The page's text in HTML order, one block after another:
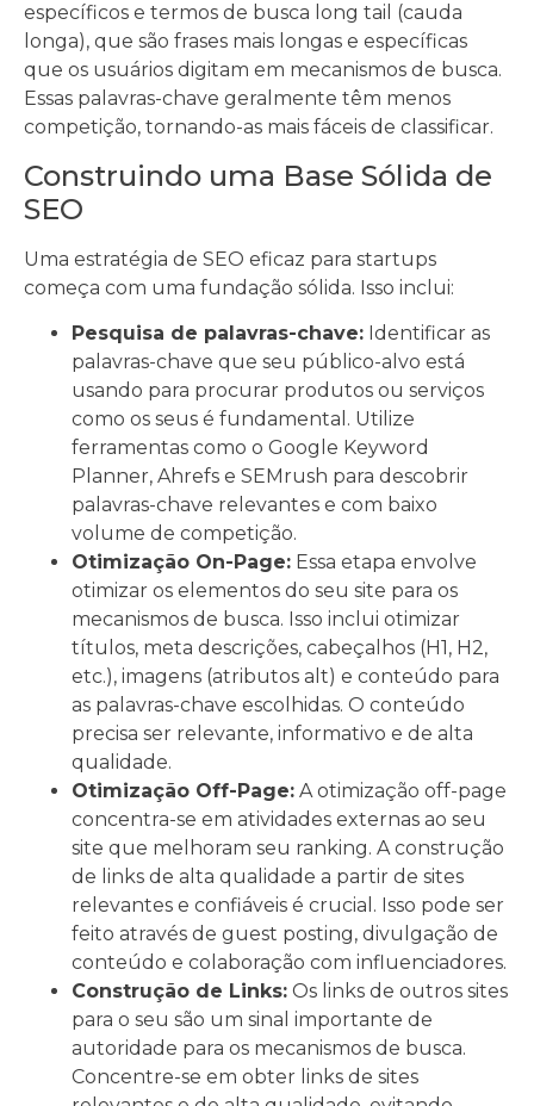
específicos e termos de busca long tail (cauda
longa), que são frases mais longas e específicas
que os usuários digitam em mecanismos de busca.
Essas palavras-chave geralmente têm menos
competição, tornando-as mais fáceis de classificar.
Construindo uma Base Sólida de
SEO
Uma estratégia de SEO eficaz para startups
começa com uma fundação sólida. Isso inclui:
Pesquisa de palavras-chave: Identificar as
palavras-chave que seu público-alvo está
usando para procurar produtos ou serviços
como os seus é fundamental. Utilize
ferramentas como o Google Keyword
Planner, Ahrefs e SEMrush para descobrir
palavras-chave relevantes e com baixo
volume de competição.
Otimização On-Page: Essa etapa envolve
otimizar os elementos do seu site para os
mecanismos de busca. Isso inclui otimizar
títulos, meta descrições, cabeçalhos (H1, H2,
etc.), imagens (atributos alt) e conteúdo para
as palavras-chave escolhidas. O conteúdo
precisa ser relevante, informativo e de alta
qualidade.
Otimização Off-Page: A otimização off-page
concentra-se em atividades externas ao seu
site que melhoram seu ranking. A construção
de links de alta qualidade a partir de sites
relevantes e confiáveis ​​é crucial. Isso pode ser
feito através de guest posting, divulgação de
conteúdo e colaboração com influenciadores.
Construção de Links: Os links de outros sites
para o seu são um sinal importante de
autoridade para os mecanismos de busca.
Concentre-se em obter links de sites